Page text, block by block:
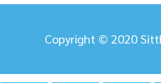
Copyright © 2020